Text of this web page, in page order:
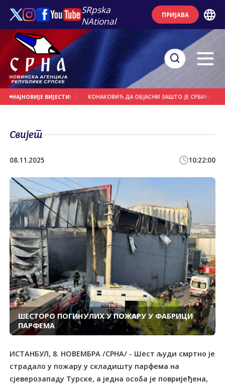
SRpska
NAtional
ПРИЈАВА
НАЈНОВИЈЕ ВИЈЕСТИ:
20 МИЛИЈАРДИ КМ КОНАКОВИЋ ДА ОБЈАСНИ ЗАШТО ЈЕ СРБИН НА САМО
Свијет
08.11.2025 10:22:00
ШЕСТОРО ПОГИНУЛИХ У ПОЖАРУ У ФАБРИЦИ
ПАРФЕМА
ИСТАНБУЛ, 8. НОВЕМБРА /СРНА/ - Шест људи смртно је
страдало у пожару у складишту парфема на
сјеверозападу Турске, а једна особа је повријеђена,